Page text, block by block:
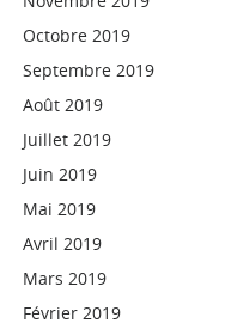
Octobre 2019
Septembre 2019
Août 2019
Juillet 2019
Juin 2019
Mai 2019
Avril 2019
Mars 2019
Février 2019